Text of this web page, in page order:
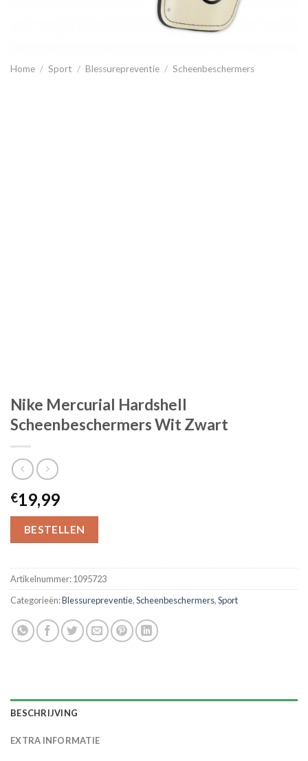
Home / Sport / Blessurepreventie / Scheenbeschermers
Nike Mercurial Hardshell
Scheenbeschermers Wit Zwart
€19,99
BESTELLEN
Artikelnummer:1095723
Categorieën:Blessurepreventie,Scheenbeschermers,Sport
BESCHRIJVING
EXTRA INFORMATIE